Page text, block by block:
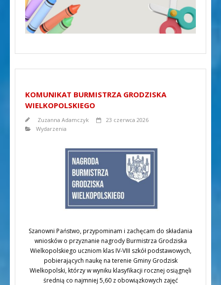
KOMUNIKAT BURMISTRZA GRODZISKA
WIELKOPOLSKIEGO
Zuzanna Adamczyk
23 czerwca 2026
Wydarzenia
Szanowni Państwo, przypominam i zachęcam do składania
wniosków o przyznanie nagrody Burmistrza Grodziska
Wielkopolskiego uczniom klas IV-VIII szkół podstawowych,
pobierających naukę na terenie Gminy Grodzisk
Wielkopolski, którzy w wyniku klasyfikacji rocznej osiągnęli
średnią co najmniej 5,60 z obowiązkowych zajęć